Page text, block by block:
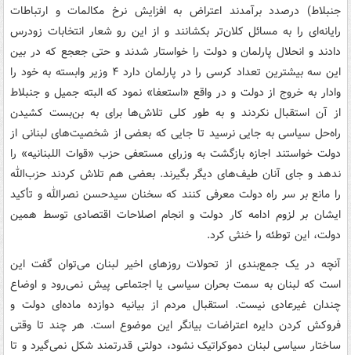
جنبلاط) درصدد برآمدند اعتراض به افزایش نرخ مکالمات و ارتباطات
رایانه‌ای را به مسائل کلان‌تر بکشانند و از این رو شعار انتخابات زودرس
دادند و انحلال پارلمان و دولت را خواستار شدند و حتی جعجع که در بین
این سه بیشترین تعداد کرسی را در پارلمان دارد ۴ وزیر وابسته به خود را
وادار به خروج از دولت و در واقع «استعفا» نمود که البته جمیل و جنبلاط
از آن استقبال نکردند و به طور کلی تلاش‌ها برای به بن‌بست کشیدن
راه‌حل سیاسی به جایی نرسید تا جایی که بعضی از شخصیت‌های لبنانی از
دولت خواستند اجازه بازگشت به وزرای مستعفی حزب «قوات اللبنانیه» را
ندهد و جای آنان طیف‌های دیگر بگیرند. بعضی هم تلاش کردند حزب‌الله
را مانع بر سر راه دولت معرفی کنند که سخنان سیدحسن نصرالله و تأکید
ایشان بر لزوم ادامه کار دولت و انجام اصلاحات اقتصادی توسط همین
دولت، این توطئه را خنثی کرد.
آنچه در یک جمع‌بندی از تحولات روزهای اخیر لبنان می‌توان گفت این
است که لبنان به سمت بحران سیاسی یا اجتماعی پیش نمی‌رود و اوضاع
چندان غیرعادی نیست. استقبال مردم از بیانیه دوازده ماده‌ای دولت و
فروکش کردن دایره اعتراضات بیانگر این موضوع است. هر چند تا وقتی
ساختار سیاسی لبنان دموکراتیک نشود، دولتی قدرتمند شکل نمی‌گیرد و تا